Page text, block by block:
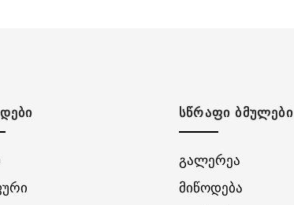
ᲡᲬᲠᲐᲤᲘ ᲑᲛᲣᲚᲔᲑᲘ
გალერეა
მიწოდება